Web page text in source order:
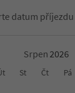
datum
Srpen
St Čt Pá
s